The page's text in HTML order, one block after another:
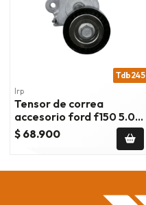
Tdb245
Irp
Tensor de correa
accesorio ford f150 5.0
2011/2023 ford mustang
2011/2017
$ 68.900